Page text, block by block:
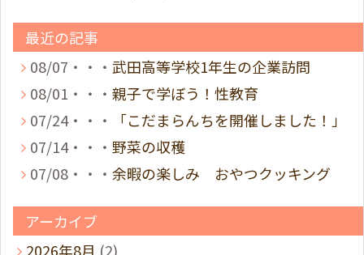
最近の記事
08/07・・・ 武田高等学校1年生の企業訪問
08/01・・・ 親子で学ぼう！性教育
07/24・・・
「こだまらんちを開催しました！」
07/14・・・ 野菜の収穫
07/08・・・ 余暇の楽しみ おやつクッキング
アーカイブ
2026年8月 (2)